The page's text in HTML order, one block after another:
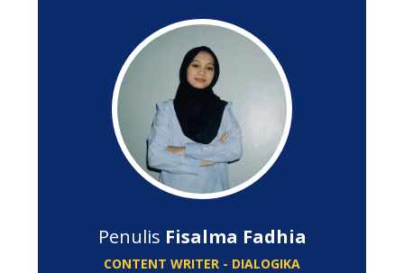
Penulis Fisalma Fadhia
CONTENT WRITER - DIALOGIKA